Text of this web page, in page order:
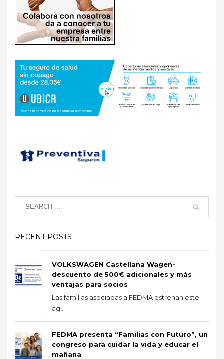
RECENT POSTS
VOLKSWAGEN Castellana Wagen-
descuento de 500€ adicionales y más
ventajas para socios
Las familias asociadas a FEDMA estrenan este
ag...
FEDMA presenta “Familias con Futuro”, un
congreso para cuidar la vida y educar el
mañana